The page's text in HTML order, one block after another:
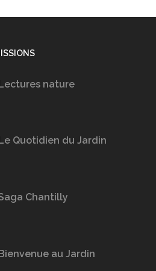
nature
Le Quotidien du Jardin
Chantilly
au Jardin